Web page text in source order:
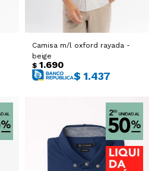
Camisa m/l oxford rayada -
beige
$ 1.690
$ 1.437